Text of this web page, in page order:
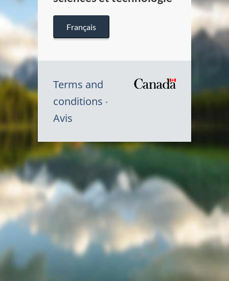
Français
Terms and
conditions
Avis
Symbole
du